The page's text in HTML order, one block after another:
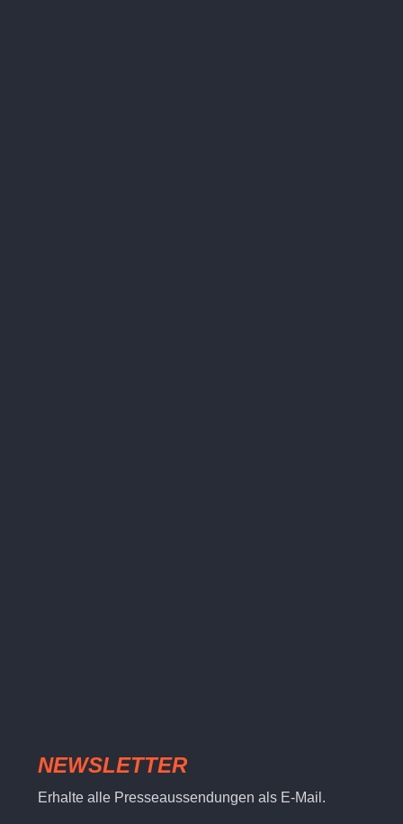
NEWSLETTER
Erhalte alle Presseaussendungen als E-Mail.